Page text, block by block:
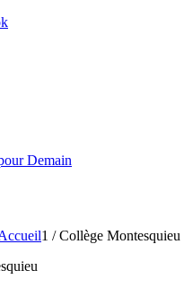
1 / Collège Montesquieu